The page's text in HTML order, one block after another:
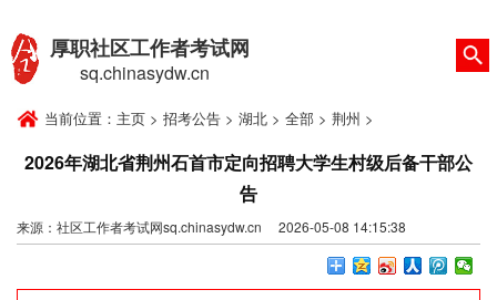
厚职社区工作者考试网
sq.chinasydw.cn
当前位置： 主页 > 招考公告 > 湖北 > 全部 > 荆州 >
2026年湖北省荆州石首市定向招聘大学生村级后备干部公
告
来源：社区工作者考试网sq.chinasydw.cn 2026-05-08 14:15:38